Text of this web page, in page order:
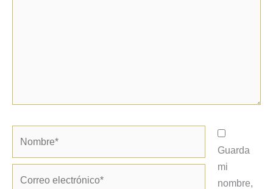
Guarda
mi
nombre,